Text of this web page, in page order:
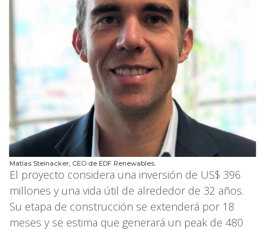
Matías Steinacker, CEO de EDF Renewables.
El proyecto considera una inversión de US$ 396
millones y una vida útil de alrededor de 32 años.
Su etapa de construcción se extenderá por 18
meses y se estima que generará un peak de 480